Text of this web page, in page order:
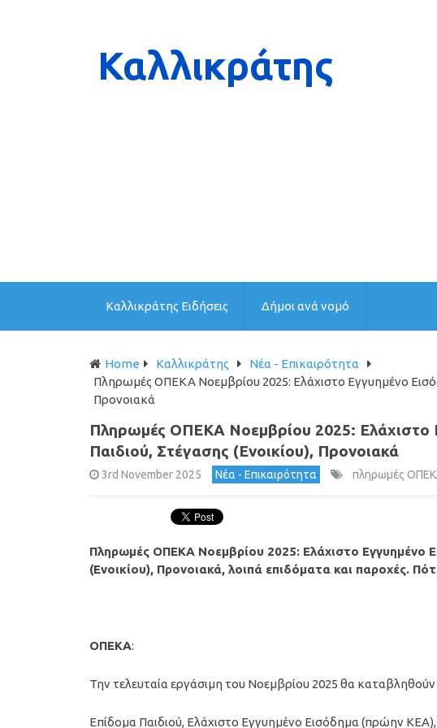
Καλλικράτης Ειδήσεις Δήμοι ανά νομό
Home Καλλικράτης
Νέα - Επικαιρότητα
Πληρωμές ΟΠΕΚΑ Νοεμβρίου 2025: Ελάχιστο Εγγυημένο
Προνοιακά
Πληρωμές ΟΠΕΚΑ Νοεμβρίου 2025: Ελάχιστο
Παιδιού, Στέγασης (Ενοικίου), Προνοιακά
3rd November 2025 Νέα - Επικαιρότητα πληρωμές
Πληρωμές ΟΠΕΚΑ Νοεμβρίου 2025: Ελάχιστο Εγγυημένο
(Ενοικίου), Προνοιακά, λοιπά επιδόματα και παροχές.
ΟΠΕΚΑ:
Την τελευταία εργάσιμη του Νοεμβρίου 2025 θα
Επίδομα Παιδιού, Ελάχιστο Εγγυημένο Εισόδημα (πρώην